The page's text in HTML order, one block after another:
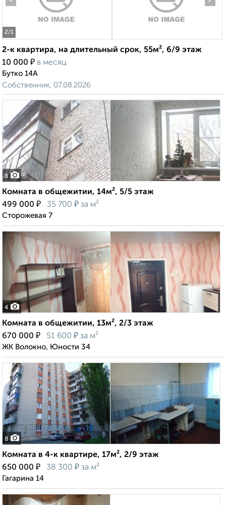
2/1
2-к квартира, на длительный срок, 55м², 6/9 этаж
10 000 ₽ в месяц
Бутко 14А
Собственник, 07.08.2026
8
Комната в общежитии, 14м², 5/5 этаж
499 000 ₽ 35 700 ₽ за м²
Сторожевая 7
4
Комната в общежитии, 13м², 2/3 этаж
670 000 ₽ 51 600 ₽ за м²
ЖК Волокно, Юности 34
8
Комната в 4-к квартире, 17м², 2/9 этаж
650 000 ₽ 38 300 ₽ за м²
Гагарина 14